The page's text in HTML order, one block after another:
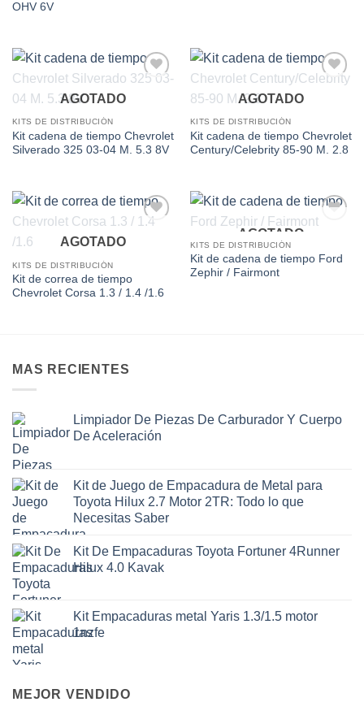
OHV 6V
AGOTADO
KITS DE DISTRIBUCIÓN
Kit cadena de tiempo Chevrolet
Silverado 325 03-04 M. 5.3 8V
AGOTADO
KITS DE DISTRIBUCIÓN
Kit cadena de tiempo Chevrolet
Century/Celebrity 85-90 M. 2.8
AGOTADO
KITS DE DISTRIBUCIÓN
Kit de correa de tiempo
Chevrolet Corsa 1.3 / 1.4 /1.6
AGOTADO
KITS DE DISTRIBUCIÓN
Kit de cadena de tiempo Ford
Zephir / Fairmont
MAS RECIENTES
Limpiador De Piezas De Carburador Y Cuerpo
De Aceleración
Kit de Juego de Empacadura de Metal para
Toyota Hilux 2.7 Motor 2TR: Todo lo que
Necesitas Saber
Kit De Empacaduras Toyota Fortuner 4Runner
Hilux 4.0 Kavak
Kit Empacaduras metal Yaris 1.3/1.5 motor
1nzfe
MEJOR VENDIDO